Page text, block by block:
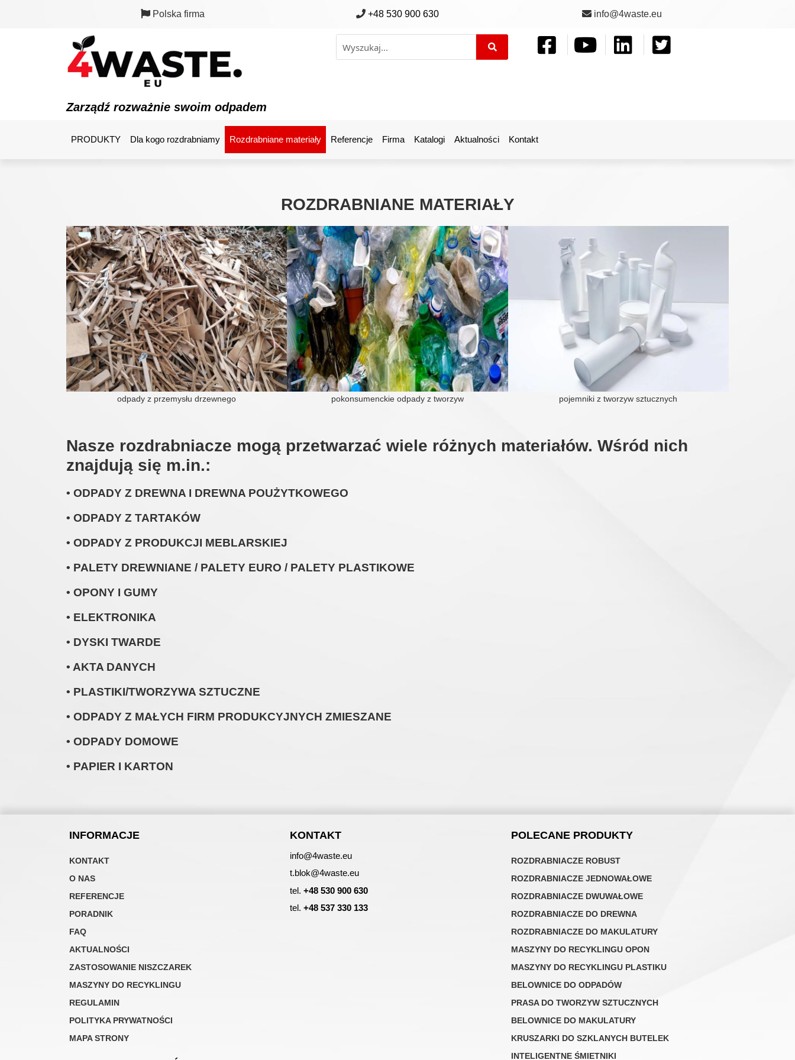
Polska firma +48 530 900 630 info@4waste.eu
Zarządź rozważnie swoim odpadem
PRODUKTY Dla kogo rozdrabniamy Rozdrabniane materiały Referencje Firma Katalogi Aktualności Kontakt
ROZDRABNIANE MATERIAŁY
odpady z przemysłu drzewnego pokonsumenckie odpady z tworzyw pojemniki z tworzyw sztucznych
Nasze rozdrabniacze mogą przetwarzać wiele różnych materiałów. Wśród nich
znajdują się m.in.:
• ODPADY Z DREWNA I DREWNA POUŻYTKOWEGO
• ODPADY Z TARTAKÓW
• ODPADY Z PRODUKCJI MEBLARSKIEJ
• PALETY DREWNIANE / PALETY EURO / PALETY PLASTIKOWE
• OPONY I GUMY
• ELEKTRONIKA
• DYSKI TWARDE
• AKTA DANYCH
• PLASTIKI/TWORZYWA SZTUCZNE
• ODPADY Z MAŁYCH FIRM PRODUKCYJNYCH ZMIESZANE
• ODPADY DOMOWE
• PAPIER I KARTON
INFORMACJE
KONTAKT
O NAS
REFERENCJE
PORADNIK
FAQ
AKTUALNOŚCI
ZASTOSOWANIE NISZCZAREK
MASZYNY DO RECYKLINGU
REGULAMIN
POLITYKA PRYWATNOŚCI
MAPA STRONY
KONTAKT
info@4waste.eu
t.blok@4waste.eu
tel.+48 530 900 630
tel.+48 537 330 133
POLECANE PRODUKTY
ROZDRABNIACZE ROBUST
ROZDRABNIACZE JEDNOWAŁOWE
ROZDRABNIACZE DWUWAŁOWE
ROZDRABNIACZE DO DREWNA
ROZDRABNIACZE DO MAKULATURY
MASZYNY DO RECYKLINGU OPON
MASZYNY DO RECYKLINGU PLASTIKU
BELOWNICE DO ODPADÓW
PRASA DO TWORZYW SZTUCZNYCH
BELOWNICE DO MAKULATURY
KRUSZARKI DO SZKLANYCH BUTELEK
INTELIGENTNE ŚMIETNIKI